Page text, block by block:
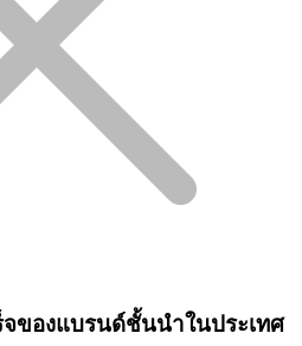
จของแบรนด์ชั้นนำในประเทศ